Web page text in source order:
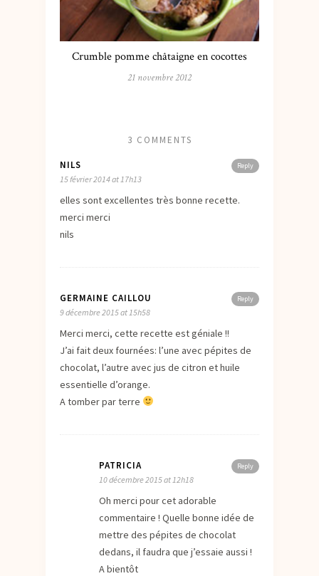
Crumble pomme châtaigne en cocottes
21 novembre 2012
3 COMMENTS
Reply
NILS
15 février 2014 at 17h13
elles sont excellentes très bonne recette.
merci merci
nils
Reply
GERMAINE CAILLOU
9 décembre 2015 at 15h58
Merci merci, cette recette est géniale !!
J’ai fait deux fournées: l’une avec pépites de
chocolat, l’autre avec jus de citron et huile
essentielle d’orange.
A tomber par terre
Reply
PATRICIA
10 décembre 2015 at 12h18
Oh merci pour cet adorable
commentaire ! Quelle bonne idée de
mettre des pépites de chocolat
dedans, il faudra que j’essaie aussi !
A bientôt